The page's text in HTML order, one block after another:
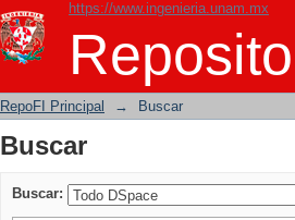
https://www.ingenieria.unam.mx
Buscar
RepoFI Principal → Buscar
Buscar
Buscar: